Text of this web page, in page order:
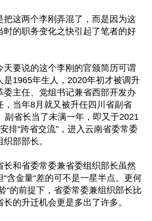
把这两个李刚弄混了，而是因为这
时的职务变化之快引起了笔者的好
天要说的这个李刚的官颁简历可谓
是1965年生人，2020年初才被调升
委主任、党组书记兼省西部开发办
，当年8月就又被升任四川省副省
副省长当了未满一年，即又于2021
排“跨省交流”，进入云南省委常委
部部长。
长和省委常委兼省委组织部长虽然
含金量“差的可不是一星半点。更何
“的前提下，省委常委兼组织部长比
的升迁机会更是多出了许多。